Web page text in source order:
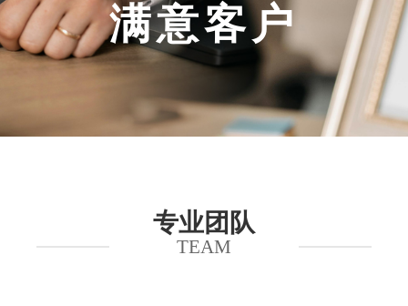
满意客户
专业团队
TEAM